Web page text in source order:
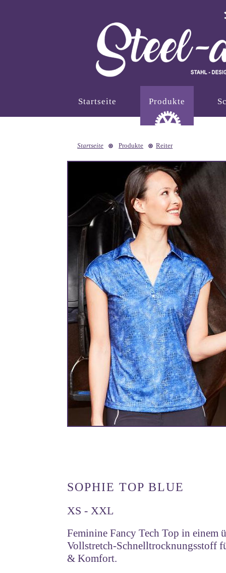
Startseite Produkte
Startseite Produkte Reiter
SOPHIE TOP BLUE
XS - XXL
Feminine Fancy Tech Top in einem
Vollstretch-Schnelltrocknungsstoff
& Komfort.